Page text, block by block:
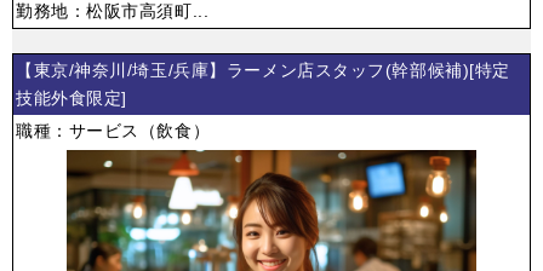
勤務地：松阪市高須町...
【東京/神奈川/埼玉/兵庫】ラーメン店スタッフ(幹部候補)[特定
技能外食限定]
職種：サービス（飲食）